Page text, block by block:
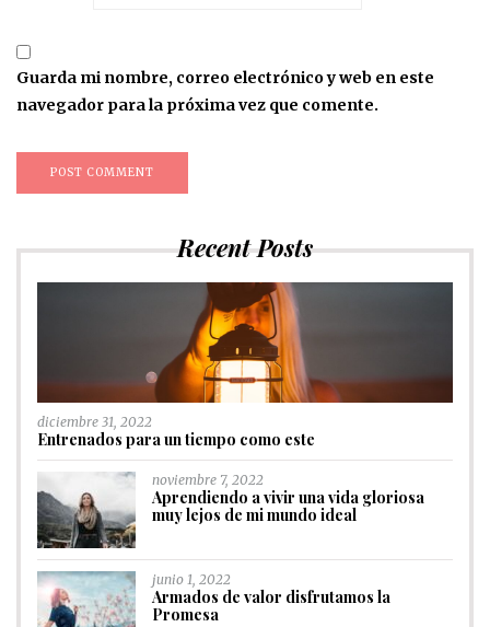
Guarda mi nombre, correo electrónico y web en este
navegador para la próxima vez que comente.
Recent Posts
diciembre 31, 2022
Entrenados para un tiempo como este
noviembre 7, 2022
Aprendiendo a vivir una vida gloriosa
muy lejos de mi mundo ideal
junio 1, 2022
Armados de valor disfrutamos la
Promesa